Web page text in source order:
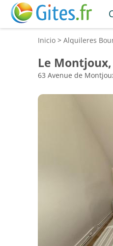
Inicio > Alquileres
Le
63 Avenue de